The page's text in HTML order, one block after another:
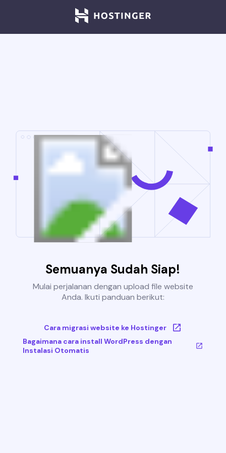
Semuanya Sudah Siap!
Mulai perjalanan dengan upload file website
Anda. Ikuti panduan berikut:
Cara migrasi website ke Hostinger
Bagaimana cara install WordPress dengan
Instalasi Otomatis